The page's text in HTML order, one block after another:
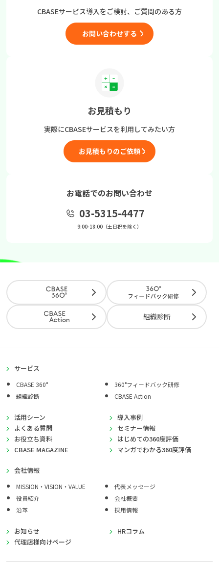
CBASEサービス導入をご検討、 ご質問のある方
お問い合わせする
お見積もり
実際にCBASEサービスを利用してみたい方
お見積もりのご依頼
お電話でのお問い合わせ
03-5315-4477
9:00-18:00（土日祝を除く）
組織診断
サービス
CBASE 360°
360°フィードバック研修
組織診断
CBASE Action
活用シーン
導入事例
よくある質問
セミナー情報
お役立ち資料
はじめての360度評価
CBASE MAGAZINE
マンガでわかる360度評価
会社情報
MISSION・VISION・VALUE
代表メッセージ
役員紹介
会社概要
沿革
採用情報
お知らせ
HRコラム
代理店様向けページ